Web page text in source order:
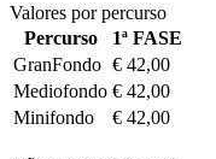
Valores por percurso
Percurso
1ª FASE
GranFondo € 42,00
Mediofondo € 42,00
Minifondo
€ 42,00